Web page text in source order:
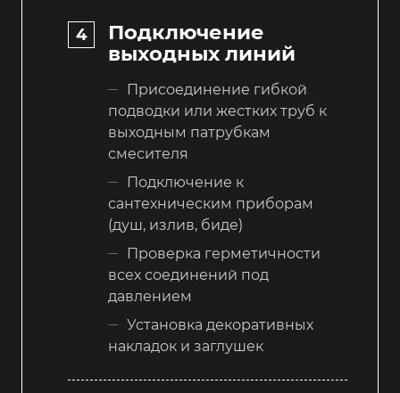
Подключение
выходных линий
Присоединение гибкой
подводки или жестких труб к
выходным патрубкам
смесителя
Подключение к
сантехническим приборам
(душ, излив, биде)
Проверка герметичности
всех соединений под
давлением
Установка декоративных
накладок и заглушек